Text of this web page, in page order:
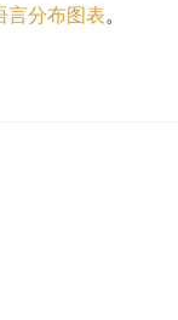
言分布图表。